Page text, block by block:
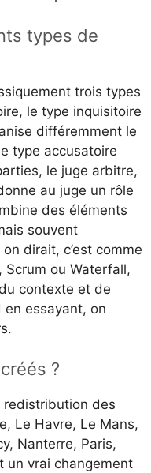
types de
trois types
le type inquisitoire
différemment le
type accusatoire
le juge arbitre,
au juge un rôle
des éléments
souvent
dirait, c’est comme
ou Waterfall,
contexte et de
en essayant, on
?
redistribution des
Le Havre, Le Mans,
Nanterre, Paris,
un vrai changement